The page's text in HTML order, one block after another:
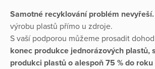
Samotné recyklování problém nevyřeší.
výrobu plastů přímo u zdroje.
S vaší podporou můžeme prosadit
konec produkce jednorázových plastů,
produkci plastů o alespoň 75 % do